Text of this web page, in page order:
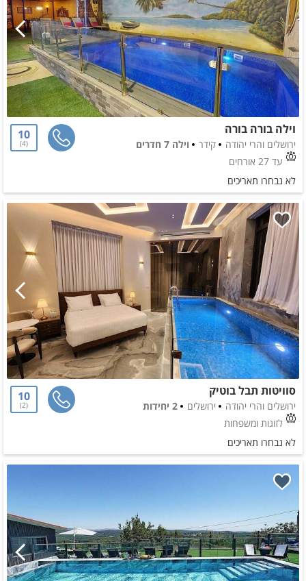
וילה בורה בורה
ירושלים והרי יהודה קידר
וילה 7 חדרים
עד 27 אורחים
10
4
לא נבחרו תאריכים
סוויטות תבל בוטיק
ירושלים והרי יהודה ירושלים
2 יחידות
לזוגות ומשפחות
10
2
לא נבחרו תאריכים